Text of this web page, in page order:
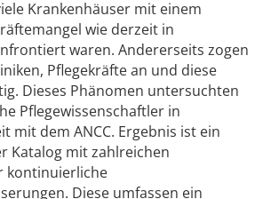
Krankenhäuser mit einem
wie derzeit in
waren. Andererseits zogen
Pflegekräfte an und diese
Dieses Phänomen untersuchten
Pflegewissenschaftler in
mit dem ANCC. Ergebnis ist ein
Katalog mit zahlreichen
kontinuierliche
Diese umfassen ein